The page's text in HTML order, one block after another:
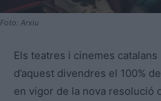
Foto: Arxiu
Els teatres i cinemes
d’aquest divendres el 100%
en vigor de la nova resolució